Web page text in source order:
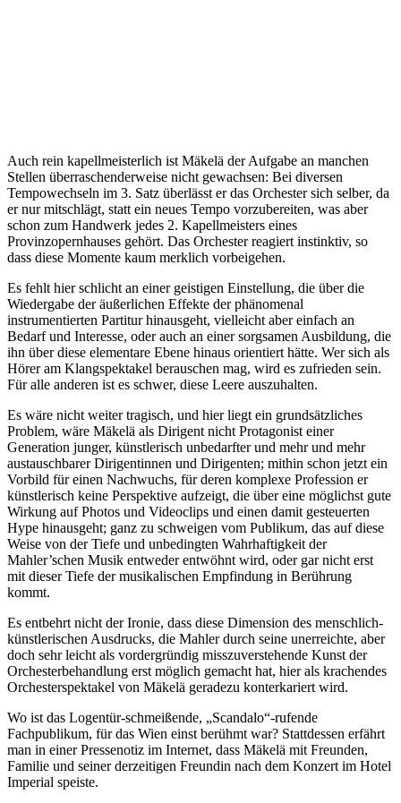
Auch rein kapellmeisterlich ist Mäkelä der Aufgabe an manchen
Stellen überraschenderweise nicht gewachsen: Bei diversen
Tempowechseln im 3. Satz überlässt er das Orchester sich selber, da
er nur mitschlägt, statt ein neues Tempo vorzubereiten, was aber
schon zum Handwerk jedes 2. Kapellmeisters eines
Provinzopernhauses gehört. Das Orchester reagiert instinktiv, so
dass diese Momente kaum merklich vorbeigehen.
Es fehlt hier schlicht an einer geistigen Einstellung, die über die
Wiedergabe der äußerlichen Effekte der phänomenal
instrumentierten Partitur hinausgeht, vielleicht aber einfach an
Bedarf und Interesse, oder auch an einer sorgsamen Ausbildung, die
ihn über diese elementare Ebene hinaus orientiert hätte. Wer sich als
Hörer am Klangspektakel berauschen mag, wird es zufrieden sein.
Für alle anderen ist es schwer, diese Leere auszuhalten.
Es wäre nicht weiter tragisch, und hier liegt ein grundsätzliches
Problem, wäre Mäkelä als Dirigent nicht Protagonist einer
Generation junger, künstlerisch unbedarfter und mehr und mehr
austauschbarer Dirigentinnen und Dirigenten; mithin schon jetzt ein
Vorbild für einen Nachwuchs, für deren komplexe Profession er
künstlerisch keine Perspektive aufzeigt, die über eine möglichst gute
Wirkung auf Photos und Videoclips und einen damit gesteuerten
Hype hinausgeht; ganz zu schweigen vom Publikum, das auf diese
Weise von der Tiefe und unbedingten Wahrhaftigkeit der
Mahler’schen Musik entweder entwöhnt wird, oder gar nicht erst
mit dieser Tiefe der musikalischen Empfindung in Berührung
kommt.
Es entbehrt nicht der Ironie, dass diese Dimension des menschlich-
künstlerischen Ausdrucks, die Mahler durch seine unerreichte, aber
doch sehr leicht als vordergründig misszuverstehende Kunst der
Orchesterbehandlung erst möglich gemacht hat, hier als krachendes
Orchesterspektakel von Mäkelä geradezu konterkariert wird.
Wo ist das Logentür-schmeißende, „Scandalo“-rufende
Fachpublikum, für das Wien einst berühmt war? Stattdessen erfährt
man in einer Pressenotiz im Internet, dass Mäkelä mit Freunden,
Familie und seiner derzeitigen Freundin nach dem Konzert im Hotel
Imperial speiste.